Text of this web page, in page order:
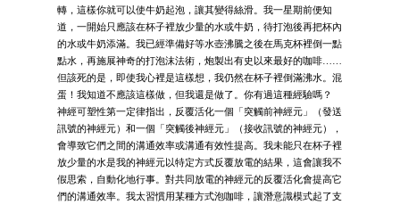
轉，這樣你就可以使牛奶起泡，讓其變得絲滑。我一星期前便知
道，一開始只應該在杯子裡放少量的水或牛奶，待打泡後再把杯內
的水或牛奶添滿。我已經準備好等水壺沸騰之後在馬克杯裡倒一點
點水，再施展神奇的打泡沫法術，炮製出有史以來最好的咖啡……
但該死的是，即使我心裡是這樣想，我仍然在杯子裡倒滿沸水。混
蛋！我知道不應該這樣做，但我還是做了。你有過這種經驗嗎？
神經可塑性第一定律指出，反覆活化一個「突觸前神經元」（發送
訊號的神經元）和一個「突觸後神經元」（接收訊號的神經元），
會導致它們之間的溝通效率或溝通有效性提高。我未能只在杯子裡
放少量的水是我的神經元以特定方式反覆放電的結果，這會讓我不
假思索，自動化地行事。對共同放電的神經元的反覆活化會提高它
們的溝通效率。我太習慣用某種方式泡咖啡，讓潛意識模式起了支